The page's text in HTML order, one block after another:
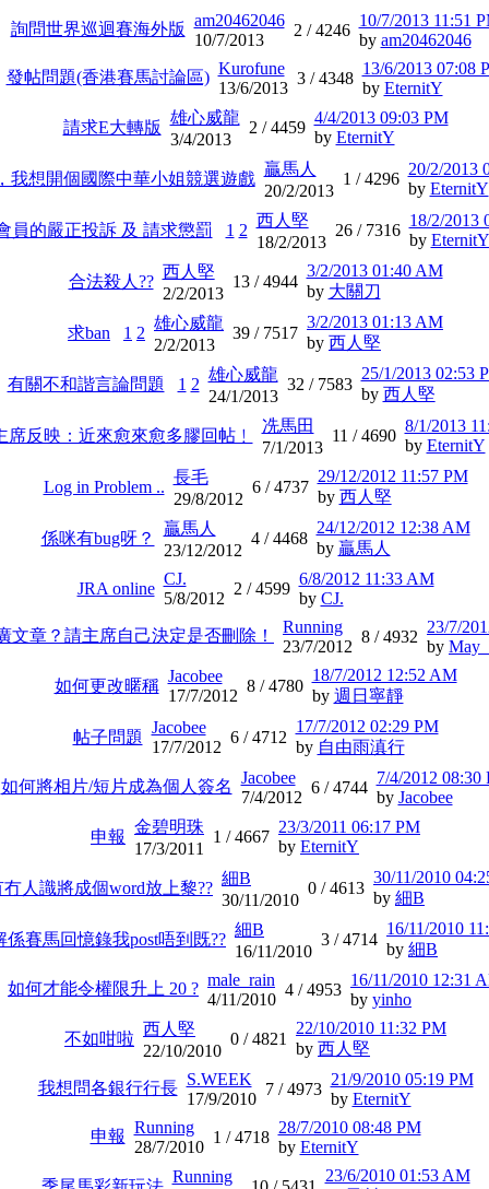
詢問世界巡迴賽海外版 am20462046
10/7/2013
2 /4246
10/7/2013 11:51
by am20462046
發帖問題(香港賽馬討論區) Kurofune
13/6/2013
3 /4348
13/6/2013 07:08
by EternitY
請求E大轉版
雄心威龍
3/4/2013
2 /4459
4/4/2013 09:03 PM
by EternitY
我想開個國際中華小姐競選遊戲
贏馬人
20/2/2013
1 /4296
20/2/2013
by EternitY
員的嚴正投訴 及 請求懲罰 1 2
西人堅
18/2/2013
26 / 7316
18/2/2013
by EternitY
合法殺人??
西人堅
2/2/2013
13 /4944
3/2/2013 01:40 AM
by 大關刀
求ban 1 2
雄心威龍
2/2/2013
39 / 7517
3/2/2013 01:13 AM
by 西人堅
有關不和諧言論問題 1 2
雄心威龍
24/1/2013
32 / 7583
25/1/2013 02:53
by 西人堅
席反映：近來愈來愈多膠回帖﹗
冼馬田
7/1/2013
11 /4690
8/1/2013
by EternitY
Log in Problem ..
長毛
29/8/2012
6 /4737
29/12/2012 11:57 PM
by 西人堅
係咪有bug呀？
贏馬人
23/12/2012
4 /4468
24/12/2012 12:38 AM
by 贏馬人
JRA online
CJ.
5/8/2012
2 /4599
6/8/2012 11:33 AM
by CJ.
文章？請主席自己決定是否刪除！
Running
23/7/2012
8 /4932
23/7/
by
如何更改暱稱
Jacobee
17/7/2012
8 /4780
18/7/2012 12:52 AM
by 週日寧靜
帖子問題
Jacobee
17/7/2012
6 /4712
17/7/2012 02:29 PM
by 自由雨滇行
如何將相片/短片成為個人簽名 Jacobee
7/4/2012
6 /4744
7/4/2012 08:30
by Jacobee
申報
金碧明珠
17/3/2011
1 /4667
23/3/2011 06:17 PM
by EternitY
冇人識將成個word放上黎??
細B
30/11/2010
0 /4613
30/11/2010
by 細B
係賽馬回憶錄我post唔到既??
細B
16/11/2010
3 /4714
16/11/2010
by 細B
如何才能令權限升上 20 ? male_rain
4/11/2010
4 /4953
16/11/2010 12:31
by yinho
不如咁啦
西人堅
22/10/2010
0 /4821
22/10/2010 11:32 PM
by 西人堅
我想問各銀行行長 S.WEEK
17/9/2010
7 /4973
21/9/2010 05:19 PM
by EternitY
申報 Running
28/7/2010
1 /4718
28/7/2010 08:48 PM
by EternitY
Running
23/6/2010 01:53 AM